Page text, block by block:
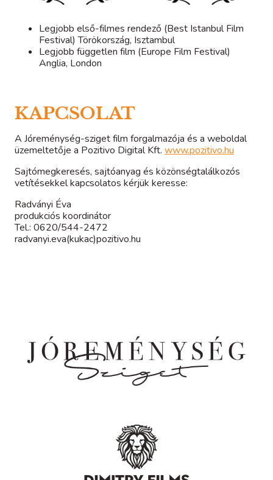
Legjobb első-filmes rendező (Best Istanbul Film
Festival) Törökország, Isztambul
Legjobb független film (Europe Film Festival)
Anglia, London
KAPCSOLAT
A Jóreménység-sziget film forgalmazója és a weboldal
üzemeltetője a Pozitivo Digital Kft. www.pozitivo.hu
Sajtómegkeresés, sajtóanyag és közönségtalálkozós
vetítésekkel kapcsolatos kérjük keresse:
Radványi Éva
produkciós koordinátor
Tel.: 0620/544-2472
radvanyi.eva(kukac)pozitivo.hu